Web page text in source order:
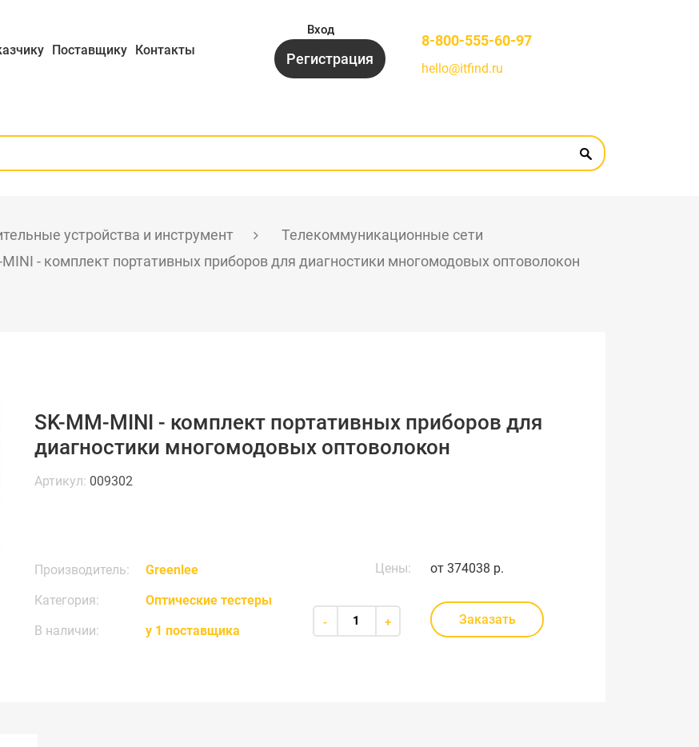
Поставщику Контакты
Вход
Регистрация
8-800-555-60-97
hello@itfind.ru
устройства и инструмент
Телекоммуникационные сети
MINI - комплект портативных приборов для диагностики многомодовых оптоволокон
SK-MM-MINI - комплект портативных приборов для
диагностики многомодовых оптоволокон
Артикул: 009302
Производитель:
Greenlee
Категория:
Оптические тестеры
В наличии:
у 1 поставщика
Цены: от 374038 р.
- + Заказать